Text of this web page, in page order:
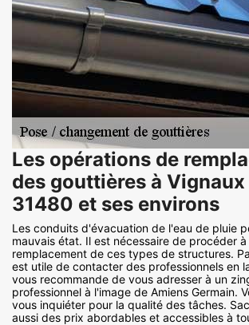
Les opérations de
des gouttières à
31480 et ses environs
Les conduits d'évacuation de l'eau de pluie
mauvais état. Il est nécessaire de procéder
remplacement de ces types de structures.
est utile de contacter des professionnels en
vous recommande de vous adresser à un
professionnel à l'image de Amiens Germain.
vous inquiéter pour la qualité des tâches.
aussi des prix abordables et accessibles à